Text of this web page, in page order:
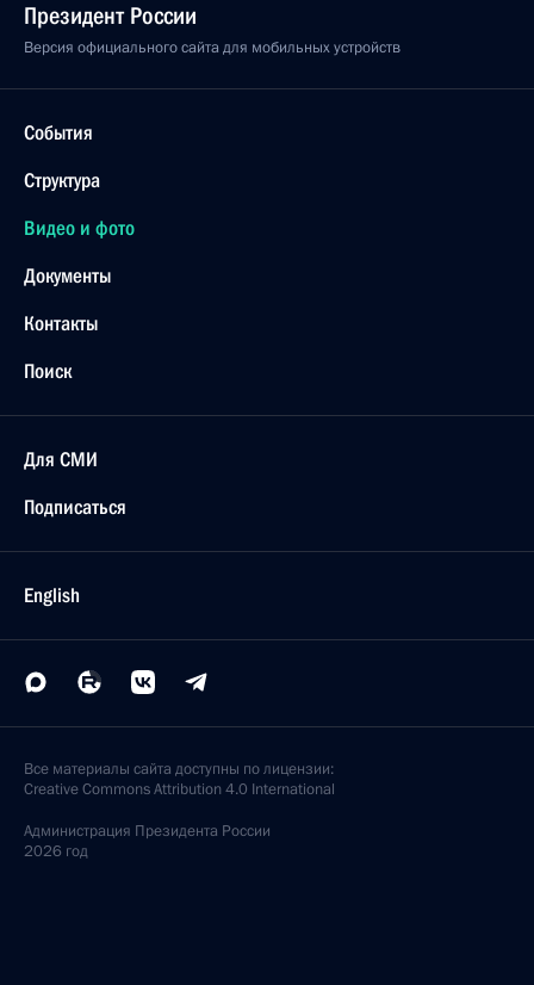
Президент России
Версия официального сайта для мобильных устройств
События
Структура
Видео и фото
Документы
Контакты
Поиск
Для СМИ
Подписаться
English
Все материалы сайта доступны по лицензии:
Creative Commons Attribution 4.0 International
Администрация Президента России
2026 год